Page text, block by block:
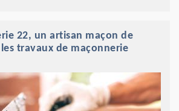
22, un artisan maçon de
travaux de maçonnerie